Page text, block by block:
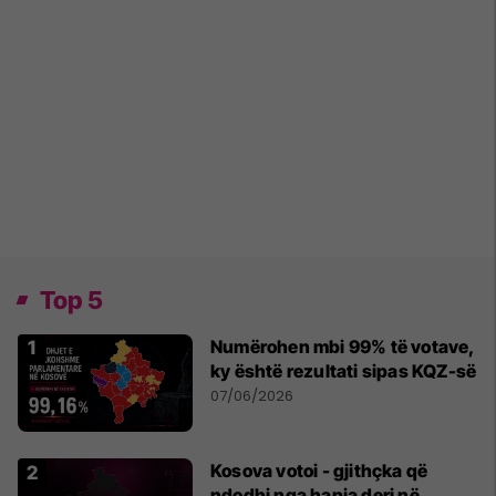
Top 5
Numërohen mbi 99% të votave,
ky është rezultati sipas KQZ-së
07/06/2026
Kosova votoi - gjithçka që